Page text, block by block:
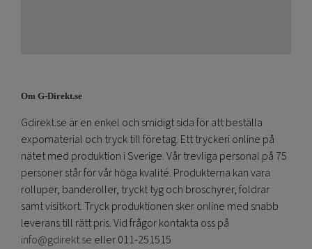
Om G-Direkt.se
Gdirekt.se är en enkel och smidigt sida för att beställa
expomaterial och tryck till företag. Ett tryckeri online på
nätet med produktion i Sverige. Vår trevliga personal på 75
personer står för vår höga kvalité. Produkterna kan vara
rolluper, banderoller, tryckt tyg och broschyrer, foldrar
samt visitkort. Tryck produktionen sker online med snabb
leverans till rätt pris. Vid frågor kontakta oss på
info@gdirekt.se eller 011-251515